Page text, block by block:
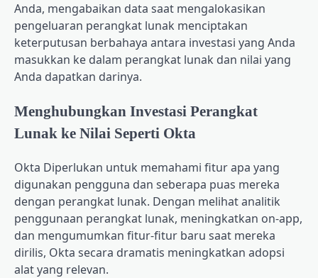
Anda, mengabaikan data saat mengalokasikan
pengeluaran perangkat lunak menciptakan
keterputusan berbahaya antara investasi yang Anda
masukkan ke dalam perangkat lunak dan nilai yang
Anda dapatkan darinya.
Menghubungkan Investasi Perangkat
Lunak ke Nilai Seperti Okta
Okta Diperlukan untuk memahami fitur apa yang
digunakan pengguna dan seberapa puas mereka
dengan perangkat lunak. Dengan melihat analitik
penggunaan perangkat lunak, meningkatkan on-app,
dan mengumumkan fitur-fitur baru saat mereka
dirilis, Okta secara dramatis meningkatkan adopsi
alat yang relevan.